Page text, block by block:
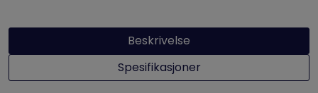
Beskrivelse
Spesifikasjoner